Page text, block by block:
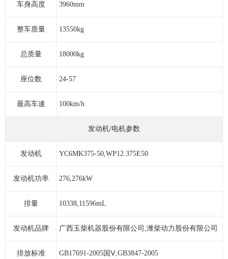
车身高度 3960mm
整车质量 13550kg
总质量 18000kg
座位数 24-57
最高车速 100km/h
发动机/电机参数
发动机 YC6MK375-50,WP12.375E50
发动机功率 276,276kW
排量 10338,11596mL
发动机品牌 广西玉柴机器股份有限公司,潍柴动力股份有限公司
排放标准 GB17691-2005国Ⅴ,GB3847-2005